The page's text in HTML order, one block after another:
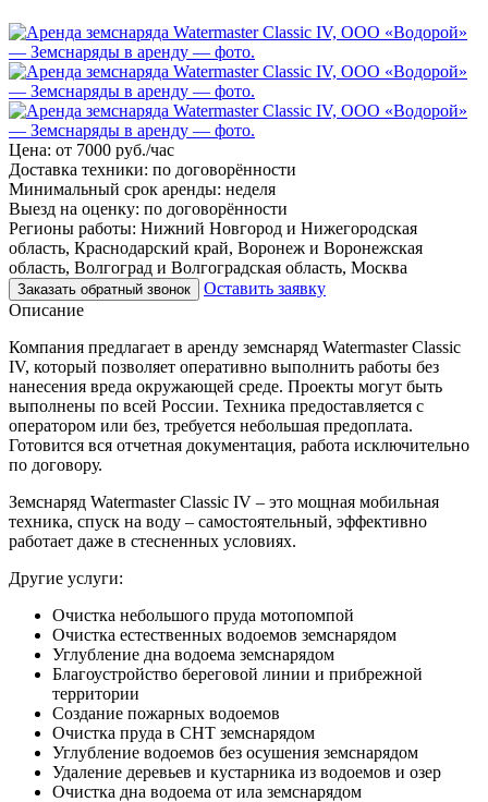
Цена: от 7000 руб./час
Доставка техники: по договорённости
Минимальный срок аренды: неделя
Выезд на оценку: по договорённости
Регионы работы: Нижний Новгород и Нижегородская
область, Краснодарский край, Воронеж и Воронежская
область, Волгоград и Волгоградская область, Москва
Заказать обратный звонок
Оставить заявку
Описание
Компания предлагает в аренду земснаряд Watermaster Classic
IV, который позволяет оперативно выполнить работы без
нанесения вреда окружающей среде. Проекты могут быть
выполнены по всей России. Техника предоставляется с
оператором или без, требуется небольшая предоплата.
Готовится вся отчетная документация, работа исключительно
по договору.
Земснаряд Watermaster Classic IV – это мощная мобильная
техника, спуск на воду – самостоятельный, эффективно
работает даже в стесненных условиях.
Другие услуги:
Очистка небольшого пруда мотопомпой
Очистка естественных водоемов земснарядом
Углубление дна водоема земснарядом
Благоустройство береговой линии и прибрежной
территории
Создание пожарных водоемов
Очистка пруда в СНТ земснарядом
Углубление водоемов без осушения земснарядом
Удаление деревьев и кустарника из водоемов и озер
Очистка дна водоема от ила земснарядом